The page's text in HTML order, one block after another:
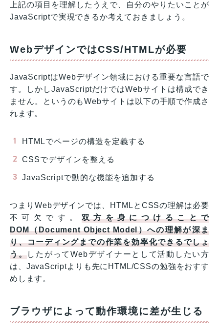
上記の項目を理解したうえで、自分のやりたいことが
JavaScriptで実現できるか考えておきましょう。
WebデザインではCSS/HTMLが必要
JavaScriptはWebデザイン領域における重要な言語で
す。しかしJavaScriptだけではWebサイトは構成でき
ません。というのもWebサイトは以下の手順で作成さ
れます。
HTMLでページの構造を定義する
CSSでデザインを整える
JavaScriptで動的な機能を追加する
つまりWebデザインでは、HTMLとCSSの理解は必要
不可欠です。 双方を身につけることで
DOM（Document Object Model）への理解が深ま
り、コーディングまでの作業を効率化できるでしょ
う。したがってWebデザイナーとして活動したい方
は、JavaScriptよりも先にHTML/CSSの勉強をおすす
めします。
ブラウザによって動作環境に差が生じる